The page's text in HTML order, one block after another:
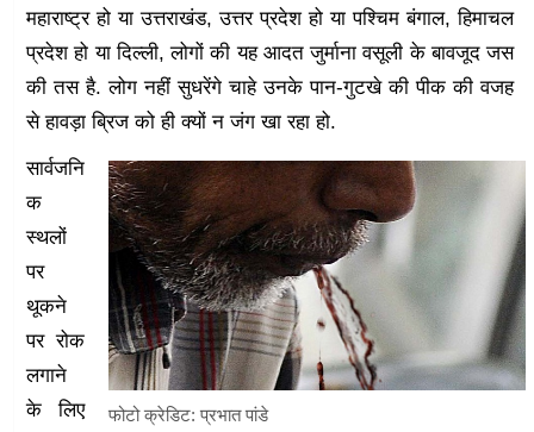
महाराष्ट्र हो या उत्तराखंड, उत्तर प्रदेश हो या पश्चिम बंगाल, हिमाचल
प्रदेश हो या दिल्ली, लोगों की यह आदत जुर्माना वसूली के बावजूद जस
की तस है. लोग नहीं सुधरेंगे चाहे उनके पान-गुटखे की पीक की वजह
से हावड़ा ब्रिज को ही क्यों न जंग खा रहा हो.
फोटो क्रेडिट: प्रभात पांडे
सार्वजनि
क
स्थलों
पर
थूकने
पर रोक
लगाने
के लिए